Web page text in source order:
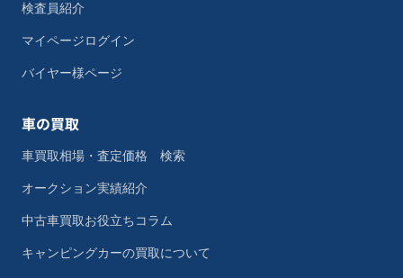
検査員紹介
マイページログイン
バイヤー様ページ
車の買取
車買取相場・査定価格 検索
オークション実績紹介
中古車買取お役立ちコラム
キャンピングカーの買取について